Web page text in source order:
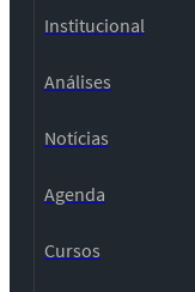
Institucional
Análises
Notícias
Agenda
Cursos